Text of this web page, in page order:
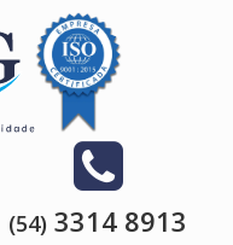
(54) 3314 8913